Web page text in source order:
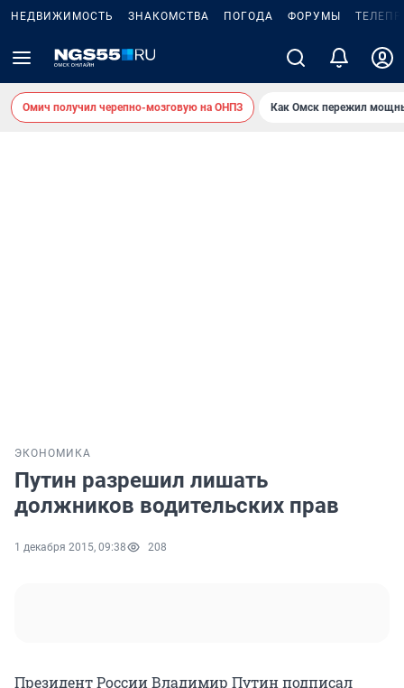
НЕДВИЖИМОСТЬ ЗНАКОМСТВА ПОГОДА ФОРУМЫ
Омич получил черепно-мозговую на ОНПЗ Как Омск пережил
ЭКОНОМИКА
Путин разрешил лишать
должников водительских прав
1 декабря 2015, 09:38 208
Президент России Владимир Путин подписал